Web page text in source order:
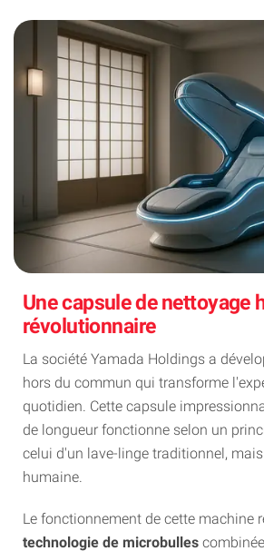
Une capsule de nettoyage
révolutionnaire
La société Yamada Holdings a
hors du commun qui transforme
quotidien. Cette capsule
de longueur fonctionne selon un
celui d'un lave-linge traditionnel,
humaine.
Le fonctionnement de cette machine
technologie de microbulles